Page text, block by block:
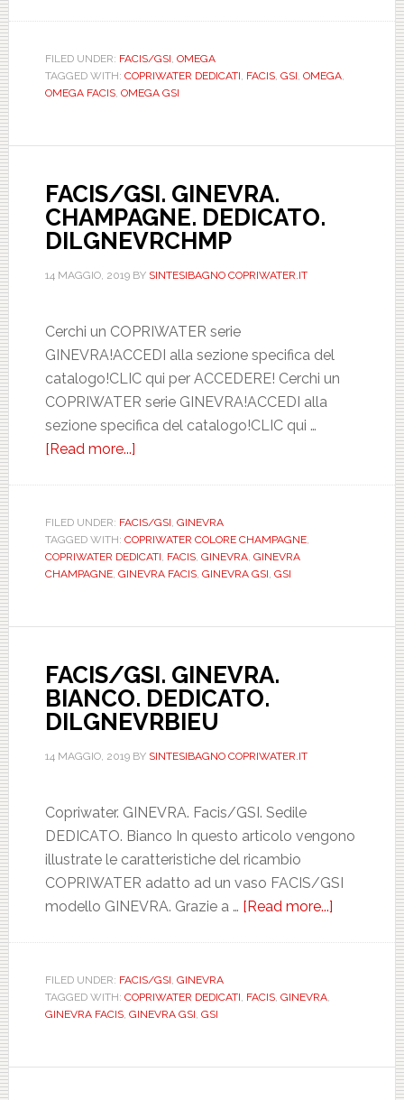
BIANCO.
DEDICATO.
FILED UNDER: FACIS/GSI, OMEGA
TAGGED WITH: COPRIWATER DEDICATI, FACIS, GSI, OMEGA,
OMEGA FACIS, OMEGA GSI
FACIS/GSI. GINEVRA.
CHAMPAGNE. DEDICATO.
DILGNEVRCHMP
14 MAGGIO, 2019BY SINTESIBAGNO COPRIWATER.IT
Cerchi un COPRIWATER serie
GINEVRA!ACCEDI alla sezione specifica del
catalogo!CLIC qui per ACCEDERE! Cerchi un
COPRIWATER serie GINEVRA!ACCEDI alla
sezione specifica del catalogo!CLIC qui …
[Read more...]
CHAMPAGNE.
DEDICATO.
DILGNEVRCHMP
FILED UNDER: FACIS/GSI, GINEVRA
TAGGED WITH: COPRIWATER COLORE CHAMPAGNE,
COPRIWATER DEDICATI, FACIS, GINEVRA, GINEVRA
CHAMPAGNE, GINEVRA FACIS, GINEVRA GSI, GSI
FACIS/GSI. GINEVRA.
BIANCO. DEDICATO.
DILGNEVRBIEU
14 MAGGIO, 2019BY SINTESIBAGNO COPRIWATER.IT
Copriwater. GINEVRA. Facis/GSI. Sedile
DEDICATO. Bianco In questo articolo vengono
illustrate le caratteristiche del ricambio
COPRIWATER adatto ad un vaso FACIS/GSI
modello GINEVRA. Grazie a … [Read more...]
FACIS/
GINEVRA.
FILED UNDER: FACIS/GSI, GINEVRA
TAGGED WITH: COPRIWATER DEDICATI, FACIS, GINEVRA,
GINEVRA FACIS, GINEVRA GSI, GSI